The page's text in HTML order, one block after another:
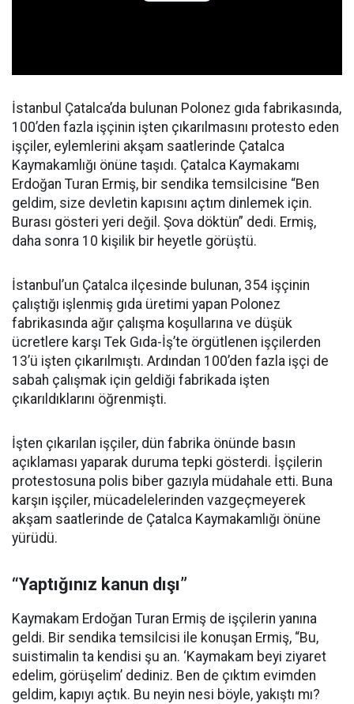
İstanbul Çatalca’da bulunan Polonez gıda fabrikasında,
100’den fazla işçinin işten çıkarılmasını protesto eden
işçiler, eylemlerini akşam saatlerinde Çatalca
Kaymakamlığı önüne taşıdı. Çatalca Kaymakamı
Erdoğan Turan Ermiş, bir sendika temsilcisine “Ben
geldim, size devletin kapısını açtım dinlemek için.
Burası gösteri yeri değil. Şova döktün” dedi. Ermiş,
daha sonra 10 kişilik bir heyetle görüştü.
İstanbul’un Çatalca ilçesinde bulunan, 354 işçinin
çalıştığı işlenmiş gıda üretimi yapan Polonez
fabrikasında ağır çalışma koşullarına ve düşük
ücretlere karşı Tek Gıda-İş’te örgütlenen işçilerden
13’ü işten çıkarılmıştı. Ardından 100’den fazla işçi de
sabah çalışmak için geldiği fabrikada işten
çıkarıldıklarını öğrenmişti.
İşten çıkarılan işçiler, dün fabrika önünde basın
açıklaması yaparak duruma tepki gösterdi. İşçilerin
protestosuna polis biber gazıyla müdahale etti. Buna
karşın işçiler, mücadelelerinden vazgeçmeyerek
akşam saatlerinde de Çatalca Kaymakamlığı önüne
yürüdü.
“Yaptığınız kanun dışı”
Kaymakam Erdoğan Turan Ermiş de işçilerin yanına
geldi. Bir sendika temsilcisi ile konuşan Ermiş, “Bu,
suistimalin ta kendisi şu an. ‘Kaymakam beyi ziyaret
edelim, görüşelim’ dediniz. Ben de çıktım evimden
geldim, kapıyı açtık. Bu neyin nesi böyle, yakıştı mı?